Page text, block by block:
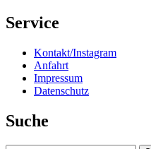
Service
Kontakt/Instagram
Anfahrt
Impressum
Datenschutz
Suche